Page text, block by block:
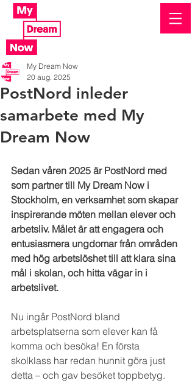
PostNord inleder
samarbete med My
Dream Now
My Dream Now
20 aug. 2025
Sedan våren 2025 är PostNord med
som partner till My Dream Now i
Stockholm, en verksamhet som skapar
inspirerande möten mellan elever och
arbetsliv. Målet är att engagera och
entusiasmera ungdomar från områden
med hög arbetslöshet till att klara sina
mål i skolan, och hitta vägar in i
arbetslivet.
Nu ingår PostNord bland
arbetsplatserna som elever kan få
komma och besöka! En första
skolklass har redan hunnit göra just
detta – och gav besöket toppbetyg.